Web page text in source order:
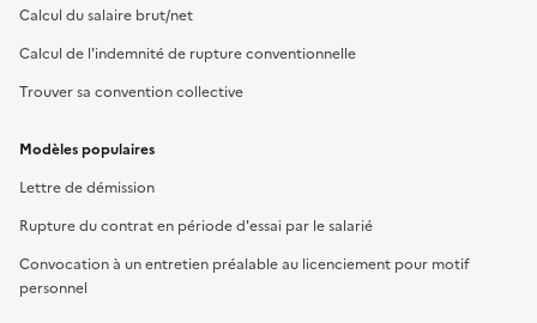
Calcul du salaire brut/net
Calcul de l'indemnité de rupture conventionnelle
Trouver sa convention collective
Modèles populaires
Lettre de démission
Rupture du contrat en période d'essai par le salarié
Convocation à un entretien préalable au licenciement pour motif
personnel